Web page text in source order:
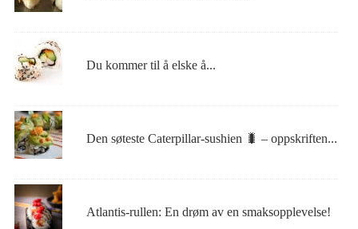
Du kommer til å elske å...
Den søteste Caterpillar-sushien 🐛 – oppskriften...
Atlantis-rullen: En drøm av en smaksopplevelse!